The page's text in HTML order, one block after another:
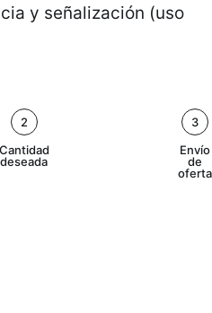
y señalización (uso
2
Cantidad
deseada
3
Envío
de
oferta